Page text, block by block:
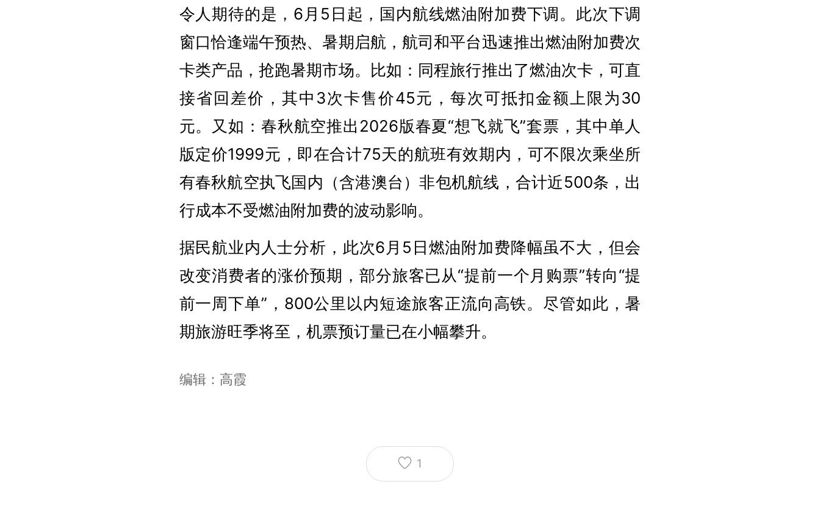
令人期待的是，6月5日起，国内航线燃油附加费下调。此次下调
窗口恰逢端午预热、暑期启航，航司和平台迅速推出燃油附加费次
卡类产品，抢跑暑期市场。比如：同程旅行推出了燃油次卡，可直
接省回差价，其中3次卡售价45元，每次可抵扣金额上限为30
元。又如：春秋航空推出2026版春夏“想飞就飞”套票，其中单人
版定价1999元，即在合计75天的航班有效期内，可不限次乘坐所
有春秋航空执飞国内（含港澳台）非包机航线，合计近500条，出
行成本不受燃油附加费的波动影响。
据民航业内人士分析，此次6月5日燃油附加费降幅虽不大，但会
改变消费者的涨价预期，部分旅客已从“提前一个月购票”转向“提
前一周下单”，800公里以内短途旅客正流向高铁。尽管如此，暑
期旅游旺季将至，机票预订量已在小幅攀升。
编辑：高霞
1